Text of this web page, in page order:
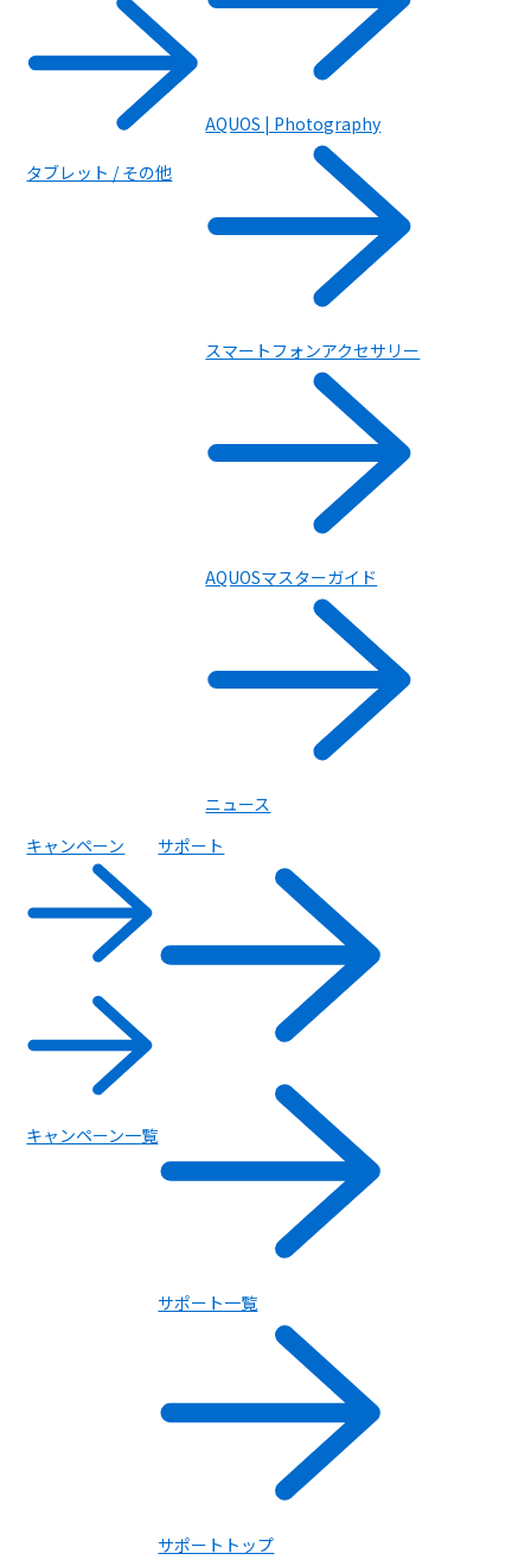
タブレット / その他
AQUOS | Photography
スマートフォンアクセサリー
AQUOSマスターガイド
ニュース
キャンペーン
キャンペーン一覧
サポート
サポート一覧
サポートトップ